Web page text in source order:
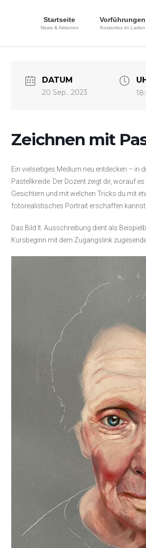
Startseite
News & Aktionen
Vorführungen
Kostenlos im Laden
DATUM
20 Sep.. 2023
Zeichnen mit
Ein vielseitiges Medium neu entdecken – in
Pastellkreide. Der Dozent zeigt dir, worauf
Gesichtern und mit welchen Tricks du mit
fotorealistisches Portrait erschaffen kannst.
Das Bild lt. Ausschreibung dient als
Kursbeginn mit dem Zugangslink